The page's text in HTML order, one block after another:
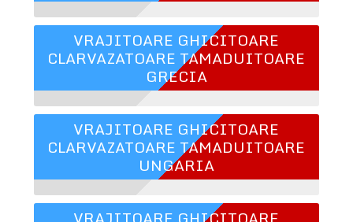
VRAJITOARE GHICITOARE
CLARVAZATOARE TAMADUITOARE
GRECIA
VRAJITOARE GHICITOARE
CLARVAZATOARE TAMADUITOARE
UNGARIA